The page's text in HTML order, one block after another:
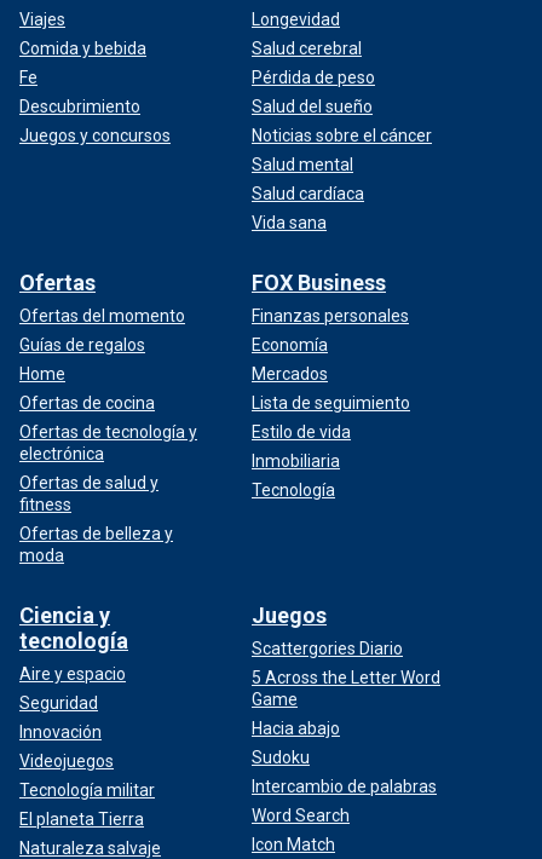
Viajes
Comida y bebida
Fe
Descubrimiento
Juegos y concursos
Longevidad
Salud cerebral
Pérdida de peso
Salud del sueño
Noticias sobre el cáncer
Salud mental
Salud cardíaca
Vida sana
Ofertas
Ofertas del momento
Guías de regalos
Home
Ofertas de cocina
Ofertas de tecnología y
electrónica
Ofertas de salud y
fitness
Ofertas de belleza y
moda
FOX Business
Finanzas personales
Economía
Mercados
Lista de seguimiento
Estilo de vida
Inmobiliaria
Tecnología
Ciencia y
tecnología
Aire y espacio
Seguridad
Innovación
Videojuegos
Tecnología militar
El planeta Tierra
Naturaleza salvaje
Juegos
Scattergories Diario
5 Across the Letter Word
Game
Hacia abajo
Sudoku
Intercambio de palabras
Word Search
Icon Match